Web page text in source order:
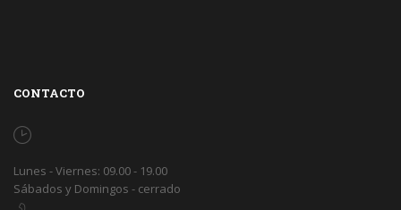
CONTACTO
Lunes - Viernes: 09.00 - 19.00
Sábados y Domingos - cerrado